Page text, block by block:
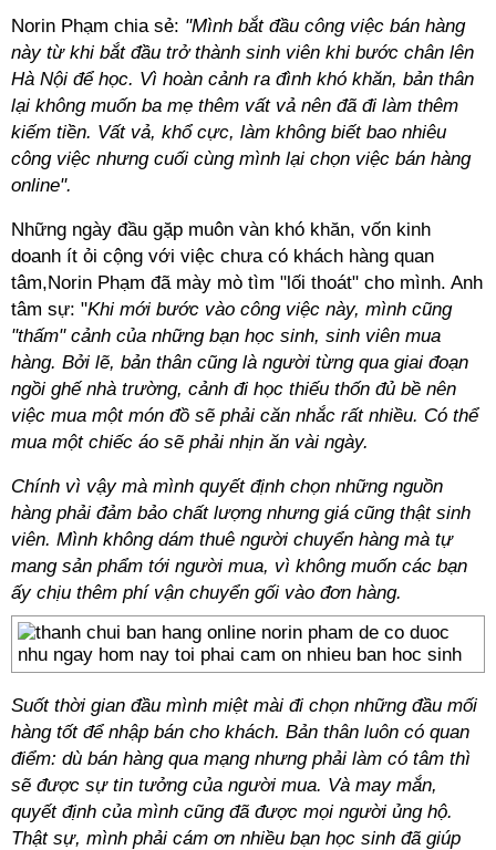
Norin Phạm chia sẻ: "Mình bắt đầu công việc bán hàng
này từ khi bắt đầu trở thành sinh viên khi bước chân lên
Hà Nội để học. Vì hoàn cảnh ra đình khó khăn, bản thân
lại không muốn ba mẹ thêm vất vả nên đã đi làm thêm
kiếm tiền. Vất vả, khổ cực, làm không biết bao nhiêu
công việc nhưng cuối cùng mình lại chọn việc bán hàng
online".
Những ngày đầu gặp muôn vàn khó khăn, vốn kinh
doanh ít ỏi cộng với việc chưa có khách hàng quan
tâm,Norin Phạm đã mày mò tìm "lối thoát" cho mình. Anh
tâm sự: "Khi mới bước vào công việc này, mình cũng
"thấm" cảnh của những bạn học sinh, sinh viên mua
hàng. Bởi lẽ, bản thân cũng là người từng qua giai đoạn
ngồi ghế nhà trường, cảnh đi học thiếu thốn đủ bề nên
việc mua một món đồ sẽ phải căn nhắc rất nhiều. Có thể
mua một chiếc áo sẽ phải nhịn ăn vài ngày.
Chính vì vậy mà mình quyết định chọn những nguồn
hàng phải đảm bảo chất lượng nhưng giá cũng thật sinh
viên. Mình không dám thuê người chuyển hàng mà tự
mang sản phẩm tới người mua, vì không muốn các bạn
ấy chịu thêm phí vận chuyển gối vào đơn hàng.
Suốt thời gian đầu mình miệt mài đi chọn những đầu mối
hàng tốt để nhập bán cho khách. Bản thân luôn có quan
điểm: dù bán hàng qua mạng nhưng phải làm có tâm thì
sẽ được sự tin tưởng của người mua. Và may mắn,
quyết định của mình cũng đã được mọi người ủng hộ.
Thật sự, mình phải cám ơn nhiều bạn học sinh đã giúp